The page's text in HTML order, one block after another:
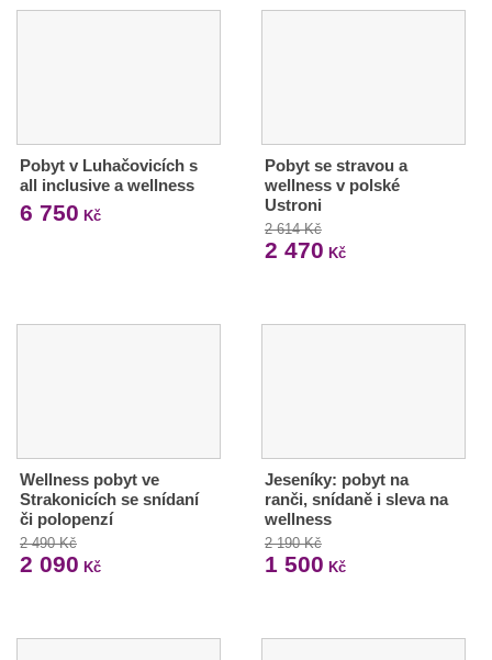
Pobyt v Luhačovicích s
all inclusive a wellness
6 750 Kč
Pobyt se stravou a
wellness v polské
Ustroni
2 614 Kč
2 470 Kč
Wellness pobyt ve
Strakonicích se snídaní
či polopenzí
2 490 Kč
2 090 Kč
Jeseníky: pobyt na
ranči, snídaně i sleva na
wellness
2 190 Kč
1 500 Kč